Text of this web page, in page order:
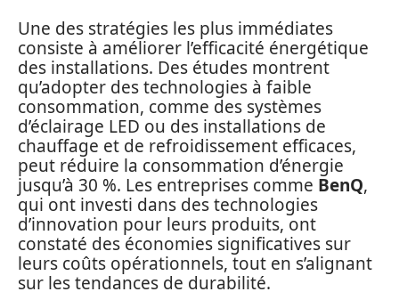
Une des stratégies les plus immédiates
consiste à améliorer l’efficacité énergétique
des installations. Des études montrent
qu’adopter des technologies à faible
consommation, comme des systèmes
d’éclairage LED ou des installations de
chauffage et de refroidissement efficaces,
peut réduire la consommation d’énergie
jusqu’à 30 %. Les entreprises comme BenQ,
qui ont investi dans des technologies
d’innovation pour leurs produits, ont
constaté des économies significatives sur
leurs coûts opérationnels, tout en s’alignant
sur les tendances de durabilité.